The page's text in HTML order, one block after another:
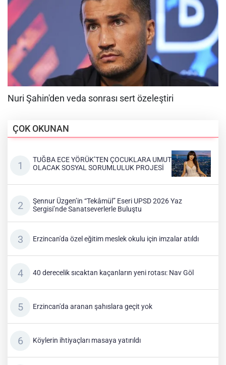
ÇOK OKUNAN
TUĞBA ECE YÖRÜK’TEN ÇOCUKLARA UMUT
OLACAK SOSYAL SORUMLULUK PROJESİ
Şennur Üzgen’in “Tekâmül” Eseri UPSD 2026 Yaz
Sergisi’nde Sanatseverlerle Buluştu
Erzincan'da özel eğitim meslek okulu için imzalar atıldı
40 derecelik sıcaktan kaçanların yeni rotası: Nav Göl
Erzincan'da aranan şahıslara geçit yok
Köylerin ihtiyaçları masaya yatırıldı